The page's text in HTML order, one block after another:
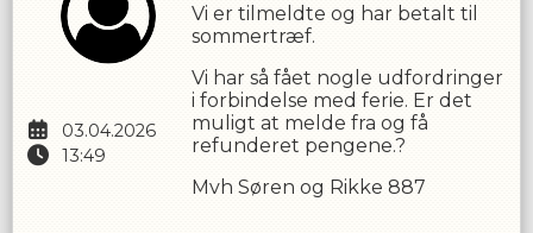
03.04.2026
13:49
Vi er tilmeldte og har betalt til
sommertræf.
Vi har så fået nogle udfordringer
i forbindelse med ferie. Er det
muligt at melde fra og få
refunderet pengene.?
Mvh Søren og Rikke 887